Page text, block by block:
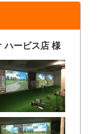
ハービス店 様